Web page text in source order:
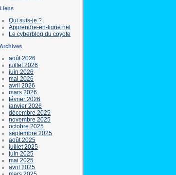
Liens
Qui suis-je ?
Apprendre-en-ligne.net
Le cyberblog du coyote
Archives
août 2026
juillet 2026
juin 2026
mai 2026
avril 2026
mars 2026
février 2026
janvier 2026
décembre 2025
novembre 2025
octobre 2025
septembre 2025
août 2025
juillet 2025
juin 2025
mai 2025
avril 2025